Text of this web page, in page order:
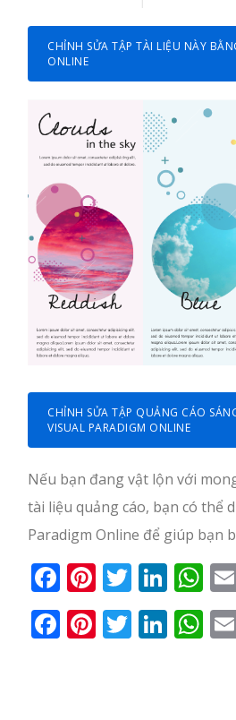
CHỈNH SỬA TẬP TÀI LIỆU NÀY
ONLINE
CHỈNH SỬA TẬP QUẢNG CÁO
VISUAL PARADIGM ONLINE
Nếu bạn đang vật lộn với
tài liệu quảng cáo, bạn có thể
Paradigm Online để giúp bạn
Facebook
Pinterest
Twitter
Facebook
Pinterest
Twitter